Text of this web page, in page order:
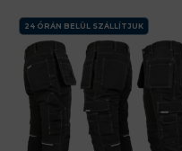
24 ÓRÁN BELÜL SZÁLLÍTJUK